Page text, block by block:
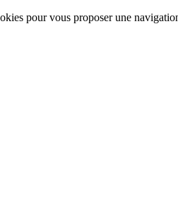
pour vous proposer une